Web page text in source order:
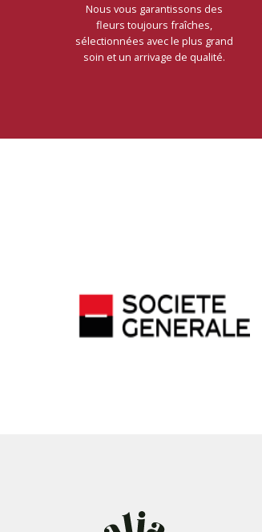
Nous vous garantissons des
fleurs toujours fraîches,
sélectionnées avec le plus grand
soin et un arrivage de qualité.